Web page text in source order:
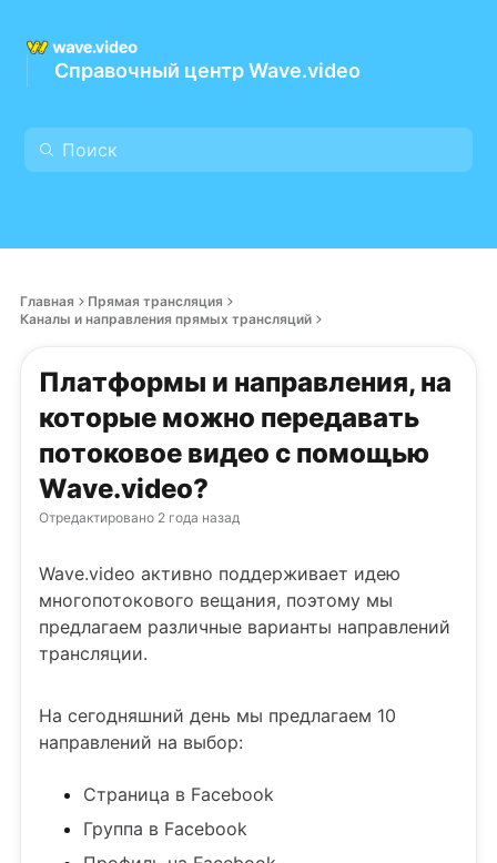
Справочный центр Wave.video
Главная
Прямая трансляция
Каналы и направления прямых трансляций
Платформы и направления, на
которые можно передавать
потоковое видео с помощью
Wave.video?
Отредактировано 2 года назад
Wave.video активно поддерживает идею
многопотокового вещания, поэтому мы
предлагаем различные варианты направлений
трансляции.
На сегодняшний день мы предлагаем 10
направлений на выбор:
Страница в Facebook
Группа в Facebook